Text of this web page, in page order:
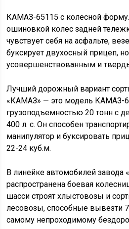
КАМАЗ-65115 с колесной
ошиновкой колес задней
чувствует себя на асфальте,
буксирует двухосный прицеп,
усовершенствованным и
Лучший дорожный вариант
«КАМАЗ» — это модель КАМАЗ-
грузоподъемностью 20 тонн с
400 л. с. Он способен
манипулятор и буксировать
22-24 куб.м.
В линейке автомобилей завода
распространена боевая
шасси строят хлыстовозы и
лесовозы, способные вывезти
самому непроходимому